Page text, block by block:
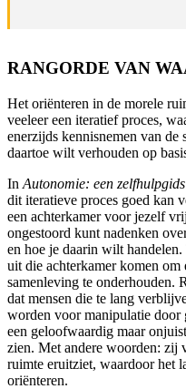
RANGORDE VAN
Het oriënteren in de morele
veeleer een iteratief proces,
enerzijds kennisnemen van de
daartoe wilt verhouden op
In Autonomie: een zelfhulpgids
dit iteratieve proces goed kan
een achterkamer voor jezelf
ongestoord kunt nadenken
en hoe je daarin wilt
uit die achterkamer komen om
samenleving te onderhouden.
dat mensen die te lang
worden voor manipulatie door
een geloofwaardig maar
zien. Met andere woorden: zij
ruimte eruitziet, waardoor het
oriënteren.